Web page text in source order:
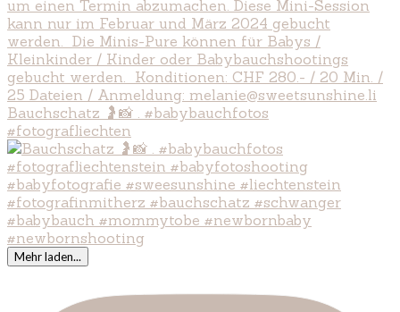
Bauchschatz 🤰📸 . #babybauchfotos
#fotografliechten
Mehr laden...